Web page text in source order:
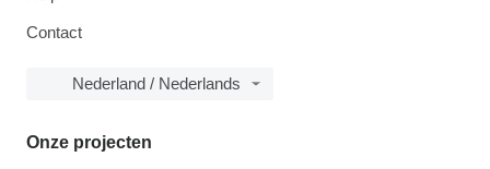
Contact
Nederland / Nederlands
Onze projecten